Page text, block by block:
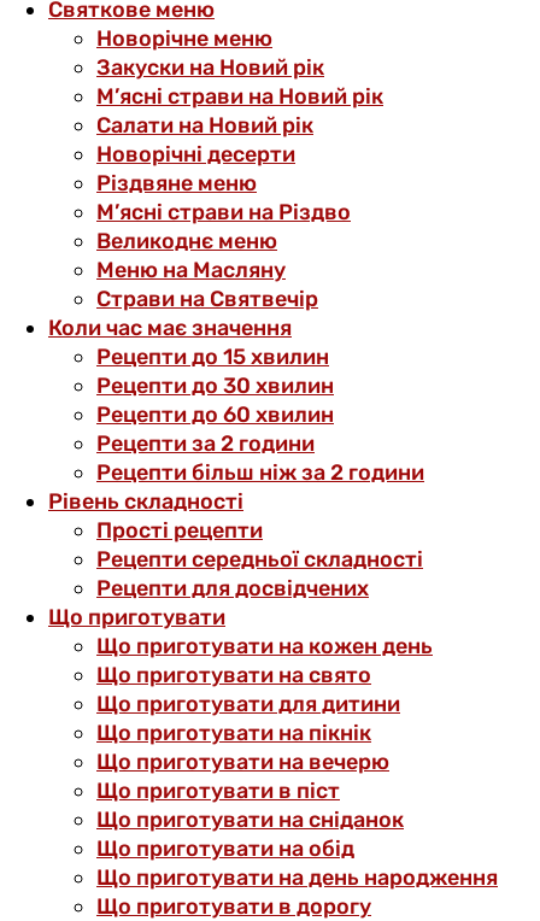
Святкове меню
Новорічне меню
Закуски на Новий рік
М’ясні страви на Новий рік
Салати на Новий рік
Новорічні десерти
Різдвяне меню
М’ясні страви на Різдво
Великоднє меню
Меню на Масляну
Страви на Святвечір
Коли час має значення
Рецепти до 15 хвилин
Рецепти до 30 хвилин
Рецепти до 60 хвилин
Рецепти за 2 години
Рецепти більш ніж за 2 години
Рівень складності
Прості рецепти
Рецепти середньої складності
Рецепти для досвідчених
Що приготувати
Що приготувати на кожен день
Що приготувати на свято
Що приготувати для дитини
Що приготувати на пікнік
Що приготувати на вечерю
Що приготувати в піст
Що приготувати на сніданок
Що приготувати на обід
Що приготувати на день народження
Що приготувати в дорогу